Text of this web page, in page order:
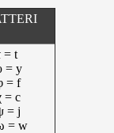
= t
= y
= f
= c
= j
= w